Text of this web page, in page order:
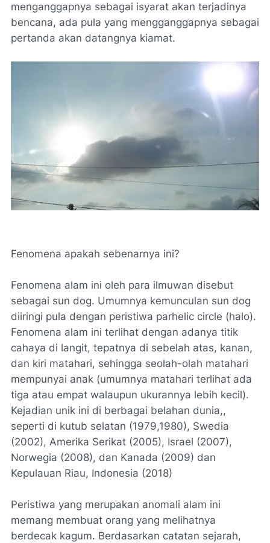
menganggapnya sebagai isyarat akan terjadinya
bencana, ada pula yang mengganggapnya sebagai
pertanda akan datangnya kiamat.
Fenomena apakah sebenarnya ini?
Fenomena alam ini oleh para ilmuwan disebut
sebagai sun dog. Umumnya kemunculan sun dog
diiringi pula dengan peristiwa parhelic circle (halo).
Fenomena alam ini terlihat dengan adanya titik
cahaya di langit, tepatnya di sebelah atas, kanan,
dan kiri matahari, sehingga seolah-olah matahari
mempunyai anak (umumnya matahari terlihat ada
tiga atau empat walaupun ukurannya lebih kecil).
Kejadian unik ini di berbagai belahan dunia,,
seperti di kutub selatan (1979,1980), Swedia
(2002), Amerika Serikat (2005), Israel (2007),
Norwegia (2008), dan Kanada (2009) dan
Kepulauan Riau, Indonesia (2018)
Peristiwa yang merupakan anomali alam ini
memang membuat orang yang melihatnya
berdecak kagum. Berdasarkan catatan sejarah,